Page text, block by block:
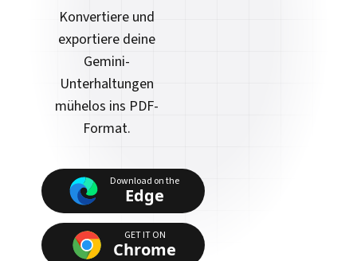
Konvertiere und
exportiere deine
Gemini-
Unterhaltungen
mühelos ins PDF-
Format.
Download on the
Edge
GET IT ON
Chrome